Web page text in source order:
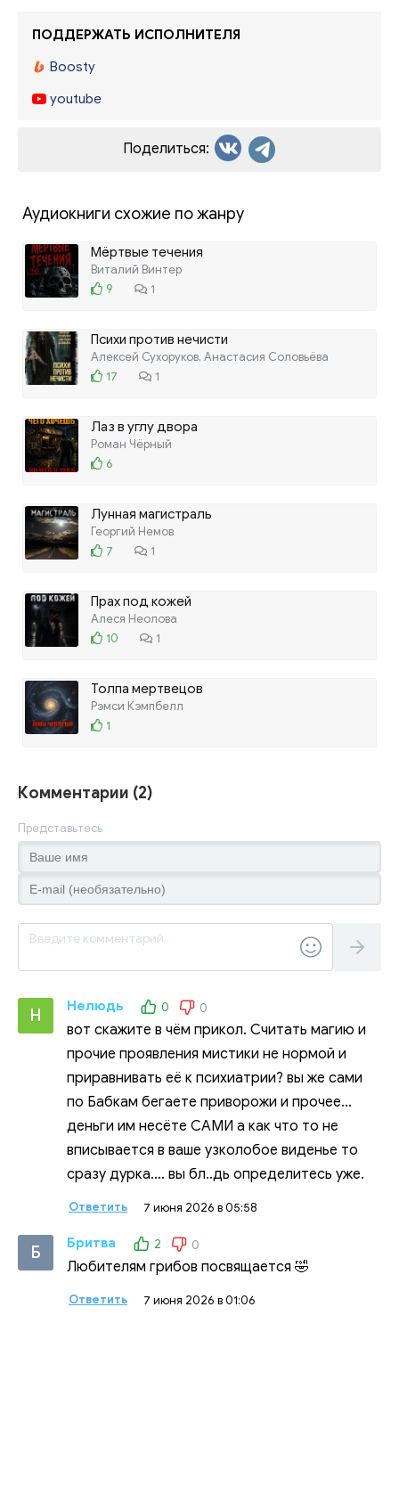
ПОДДЕРЖАТЬ ИСПОЛНИТЕЛЯ
Boosty
youtube
Поделиться:
Аудиокниги схожие по жанру
Мёртвые течения
Виталий Винтер
9
1
Психи против нечисти
Алексей Сухоруков, Анастасия Соловьёва
17
1
Лаз в углу двора
Роман Чёрный
6
Лунная магистраль
Георгий Немов
7
1
Прах под кожей
Алеся Неолова
10
1
Толпа мертвецов
Рэмси Кэмпбелл
1
Комментарии (2)
Представьтесь
Н Нелюдь 0 0
вот скажите в чём прикол. Считать магию и
прочие проявления мистики не нормой и
приравнивать её к психиатрии? вы же сами
по Бабкам бегаете приворожи и прочее...
деньги им несёте САМИ а как что то не
вписывается в ваше узколобое виденье то
сразу дурка.... вы бл..дь определитесь уже.
Ответить 7 июня 2026 в 05:58
Б Бритва 2 0
Любителям грибов посвящается 🤣
Ответить 7 июня 2026 в 01:06